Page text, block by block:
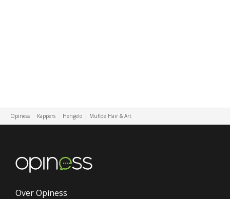
Opiness Kappers Hengelo Mufide Hair & Art
Over Opiness